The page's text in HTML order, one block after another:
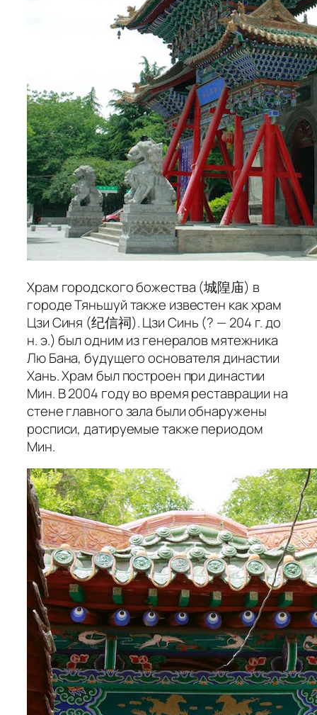
Храм городского божества (城隍庙) в
городе Тяньшуй также известен как храм
Цзи Синя (纪信祠). Цзи Синь (? — 204 г. до
н. э.) был одним из генералов мятежника
Лю Бана, будущего основателя династии
Хань. Храм был построен при династии
Мин. В 2004 году во время реставрации на
стене главного зала были обнаружены
росписи, датируемые также периодом
Мин.